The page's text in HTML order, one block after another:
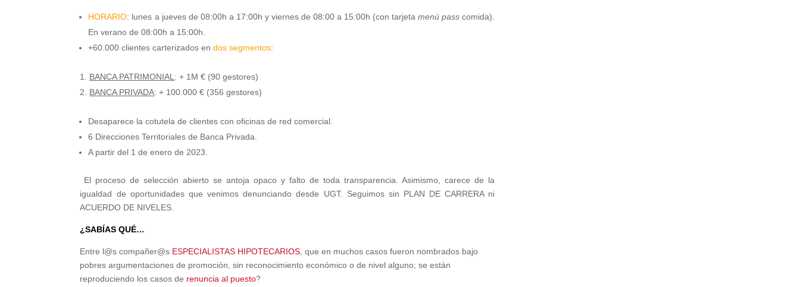
HORARIO: lunes a jueves de 08:00h a 17:00h y viernes de 08:00 a 15:00h (con tarjetamenú pass comida).
En verano de 08:00h a 15:00h.
+60.000 clientes carterizados endos segmentos:
BANCA PATRIMONIAL : + 1M € (90 gestores)
BANCA PRIVADA: + 100.000 € (356 gestores)
Desaparece la cotutela de clientes con oficinas de red comercial.
6 Direcciones Territoriales de Banca Privada.
A partir del 1 de enero de 2023.
El proceso de selección abierto se antoja opaco y falto de toda transparencia. Asimismo, carece de la
igualdad de oportunidades que venimos denunciando desde UGT. Seguimos sin PLAN DE CARRERA ni
ACUERDO DE NIVELES.
¿SABÍAS QUÉ…
Entre l@s compañer@s ESPECIALISTAS HIPOTECARIOS , que en muchos casos fueron nombrados bajo
pobres argumentaciones de promoción, sin reconocimiento económico o de nivel alguno; se están
reproduciendo los casos de renuncia al puesto?